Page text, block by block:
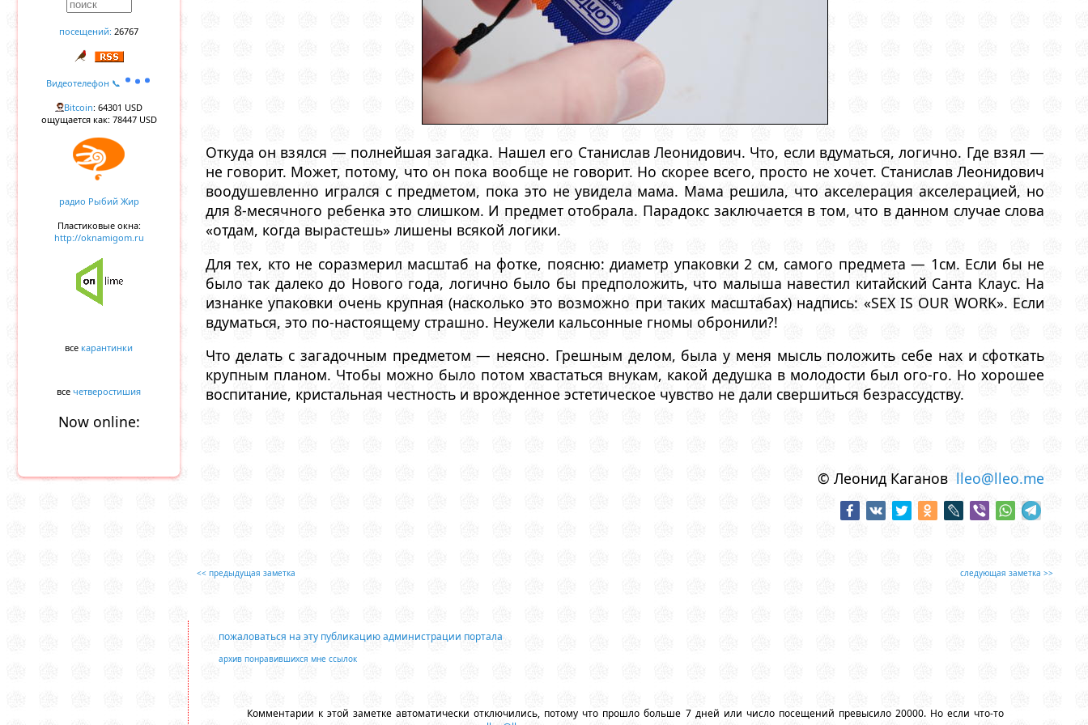
посещений: 26767
Видеотелефон 📞
Bitcoin: 64301 USD
ощущается как: 78447 USD
радио Рыбий Жир
Пластиковые окна:
http://oknamigom.ru
все карантинки
все четверостишия
Now online:
Откуда он взялся — полнейшая загадка. Нашел его Станислав Леонидович. Что, если вдуматься, логично. Где взял —
не говорит. Может, потому, что он пока вообще не говорит. Но скорее всего, просто не хочет. Станислав Леонидович
воодушевленно игрался с предметом, пока это не увидела мама. Мама решила, что акселерация акселерацией, но
для 8-месячного ребенка это слишком. И предмет отобрала. Парадокс заключается в том, что в данном случае слова
«отдам, когда вырастешь» лишены всякой логики.
Для тех, кто не соразмерил масштаб на фотке, поясню: диаметр упаковки 2 см, самого предмета — 1см. Если бы не
было так далеко до Нового года, логично было бы предположить, что малыша навестил китайский Санта Клаус. На
изнанке упаковки очень крупная (насколько это возможно при таких масштабах) надпись: «SEX IS OUR WORK». Если
вдуматься, это по-настоящему страшно. Неужели кальсонные гномы обронили?!
Что делать с загадочным предметом — неясно. Грешным делом, была у меня мысль положить себе нах и сфоткать
крупным планом. Чтобы можно было потом хвастаться внукам, какой дедушка в молодости был ого-го. Но хорошее
воспитание, кристальная честность и врожденное эстетическое чувство не дали свершиться безрассудству.
© Леонид Каганов lleo@lleo.me
<< предыдущая заметка следующая заметка >>
пожаловаться на эту публикацию администрации портала
архив понравившихся мне ссылок
Комментарии к этой заметке автоматически отключились, потому что прошло больше 7 дней или число посещений превысило 20000. Но если что-то